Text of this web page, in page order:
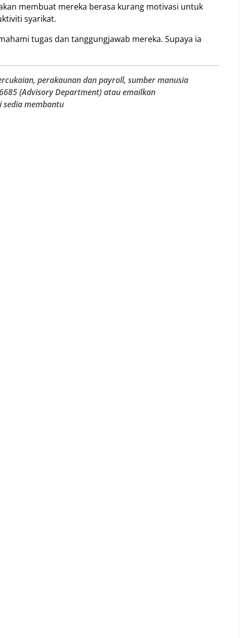
membuat mereka berasa kurang motivasi untuk
syarikat.
tugas dan tanggungjawab mereka. Supaya ia
perakaunan dan payroll, sumber manusia
(Advisory Department) atau emailkan
sedia membantu